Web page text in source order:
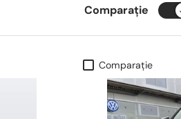
Comparaţie
Comparaţie